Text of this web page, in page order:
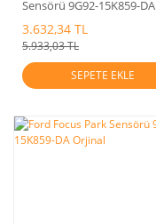
Sensörü 9G92-15K859-DA
3.632,34 TL
5.933,03 TL
SEPETE EKLE